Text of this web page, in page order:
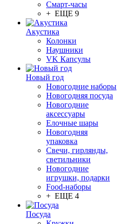
Смарт-часы
+ ЕЩЕ 9
Акустика
Колонки
Наушники
VK Капсулы
Новый год
Новогодние наборы
Новогодняя посуда
Новогодние
аксессуары
Елочные шары
Новогодняя
упаковка
Свечи, гирлянды,
светильники
Новогодние
игрушки, подарки
Food-наборы
+ ЕЩЕ 4
Посуда